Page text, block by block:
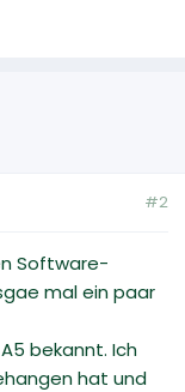
#2
Software-
mal ein paar
bekannt. Ich
hat und